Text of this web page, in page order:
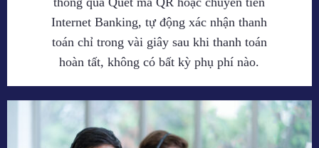
Internet Banking, tự động xác nhận thanh
toán chỉ trong vài giây sau khi thanh toán
hoàn tất, không có bất kỳ phụ phí nào.